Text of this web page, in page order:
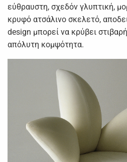
εύθραυστη, σχεδόν γλυπτική,
κρυφό ατσάλινο σκελετό,
design μπορεί να κρύβει
απόλυτη κομψότητα.